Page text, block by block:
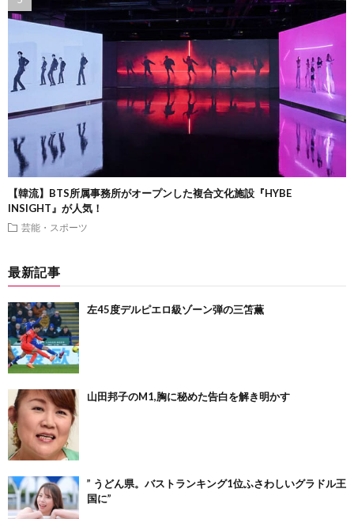
【韓流】BTS所属事務所がオープンした複合文化施設『HYBE
INSIGHT』が人気！
芸能・スポーツ
最新記事
左45度デルピエロ級ゾーン弾の三笘薫
山田邦子のM1,胸に秘めた告白を解き明かす
” うどん県。バストランキング1位ふさわしいグラドル王
国に”